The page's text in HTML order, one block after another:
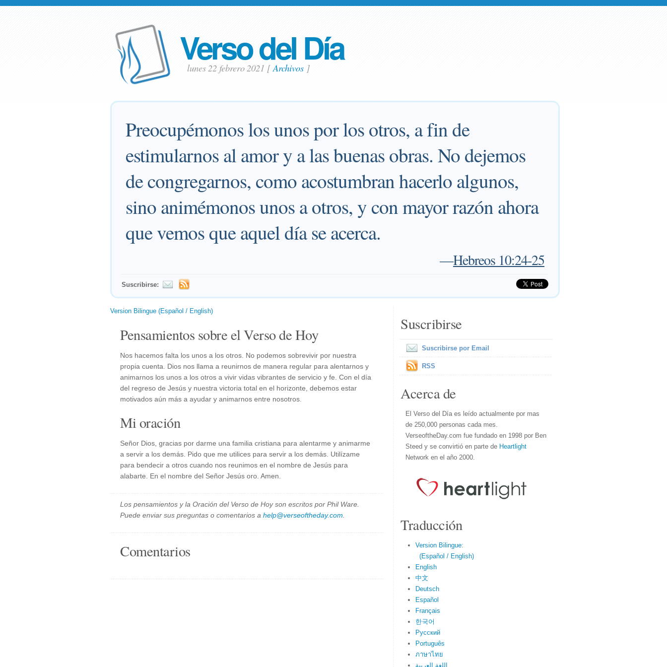
Verso del Día
lunes 22 febrero 2021 [Archivos]
Preocupémonos los unos por los otros, a fin de
estimularnos al amor y a las buenas obras. No dejemos
de congregarnos, como acostumbran hacerlo algunos,
sino animémonos unos a otros, y con mayor razón ahora
que vemos que aquel día se acerca.
—Hebreos 10:24-25
Suscribirse:
Version Bilingue (Español / English)
Pensamientos sobre el Verso de Hoy
Nos hacemos falta los unos a los otros. No podemos sobrevivir por nuestra
propia cuenta. Dios nos llama a reunirnos de manera regular para alentarnos y
animarnos los unos a los otros a vivir vidas vibrantes de servicio y fe. Con el día
del regreso de Jesús y nuestra victoria total en el horizonte, debemos estar
motivados aún más a ayudar y animarnos entre nosotros.
Mi oración
Señor Dios, gracias por darme una familia cristiana para alentarme y animarme
a servir a los demás. Pido que me utilices para servir a los demás. Utilízame
para bendecir a otros cuando nos reunimos en el nombre de Jesús para
alabarte. En el nombre del Señor Jesús oro. Amen.
Los pensamientos y la Oración del Verso de Hoy son escritos por Phil Ware.
Puede enviar sus preguntas o comentarios a help@verseoftheday.com
Comentarios
Suscribirse
Suscribirse por Email
RSS
Acerca de
El Verso del Día es leído actualmente por mas
de 250,000 personas cada mes.
VerseoftheDay.com fue fundado en 1998 por Ben
Steed y se convirtió en parte de Heartlight
Network en el año 2000.
Traducción
Version Bilingue:
(Español / English)
English
中文
Deutsch
Español
Français
한국어
Русский
Português
ภาษาไทย
اللغة العربية